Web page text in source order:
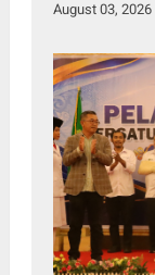
August 03, 2026